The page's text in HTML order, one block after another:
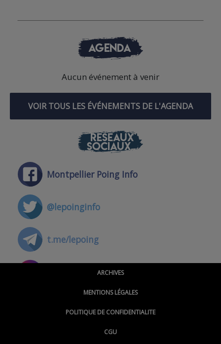
AGENDA
Aucun événement à venir
VOIR TOUS LES ÉVÉNEMENTS DE L'AGENDA
RÉSEAUX
SOCIAUX
Montpellier Poing Info
@lepoinginfo
t.me/lepoing
@montpellierpoinginfo
@LePoingMontpellier
ARCHIVES
MENTIONS LÉGALES
POLITIQUE DE CONFIDENTIALITE
CGU